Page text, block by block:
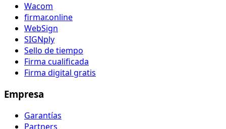
Wacom
firmar.online
WebSign
SIGNply
Sello de tiempo
Firma cualificada
Firma digital gratis
Empresa
Garantías
Partners